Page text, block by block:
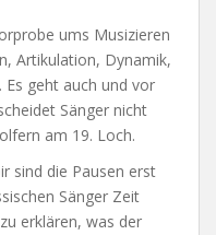
ums Musizieren
Artikulation, Dynamik,
geht auch und vor
Sänger nicht
am 19. Loch.
sind die Pausen erst
Sänger Zeit
erklären, was der